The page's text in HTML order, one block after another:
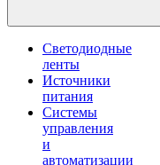
Светодиодные
ленты
Источники
питания
Системы
управления
и
автоматизации